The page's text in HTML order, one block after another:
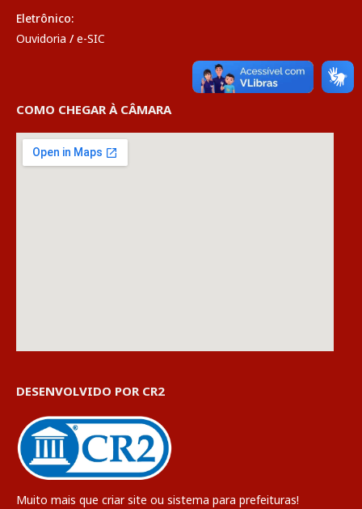
Eletrônico:
Ouvidoria / e-SIC
COMO CHEGAR À CÂMARA
DESENVOLVIDO POR CR2
Muito mais que criar site ou sistema para prefeituras!